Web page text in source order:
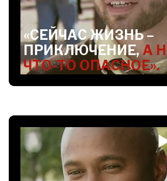
«СЕЙЧАС ЖИЗНЬ –
ПРИКЛЮЧЕНИЕ,А
ЧТО-ТО ОПАСНОЕ».